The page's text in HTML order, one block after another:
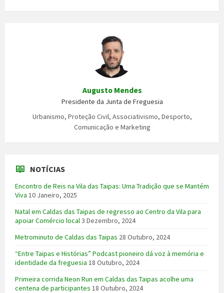
Augusto Mendes
Presidente da Junta de Freguesia
Urbanismo, Proteção Civil, Associativismo, Desporto,
Comunicação e Marketing
NOTÍCIAS
Encontro de Reis na Vila das Taipas: Uma Tradição que se Mantém
Viva 10 Janeiro, 2025
Natal em Caldas das Taipas de regresso ao Centro da Vila para
apoiar Comércio local3 Dezembro, 2024
Metrominuto de Caldas das Taipas 28 Outubro, 2024
“Entre Taipas e Histórias” Podcast pioneiro dá voz à memória e
identidade da freguesia 18 Outubro, 2024
Primeira corrida Neon Run em Caldas das Taipas acolhe uma
centena de participantes 18 Outubro, 2024